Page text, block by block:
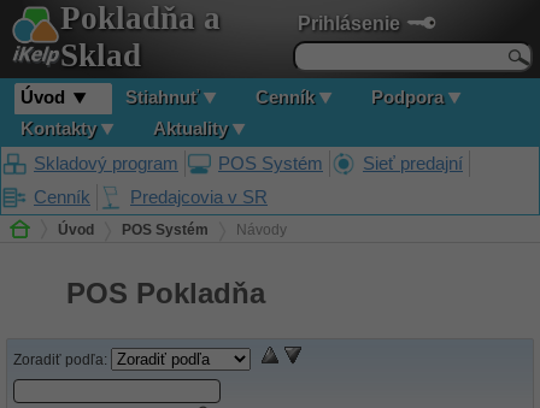
Prihlásenie
Pokladňa a
Sklad
Úvod Stiahnuť Cenník
Podpora
Kontakty
Aktuality
Skladový program
POS Systém
Sieť predajní
Cenník
Predajcovia v SR
Úvod POS Systém Návody
POS Pokladňa
Zoradiť podľa: